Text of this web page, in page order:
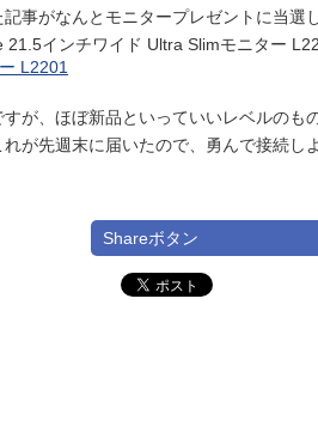
事がなんとモニタープレゼントに当選
インチワイド Ultra Slimモニター
が、ほぼ新品といっていいレベルのも
が先週末に届いたので、勇んで接続し
Shareボタン